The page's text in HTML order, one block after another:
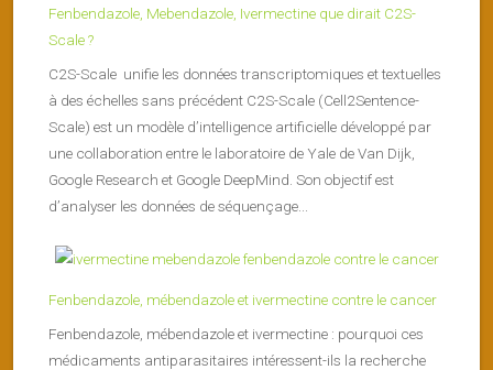
Fenbendazole, Mebendazole, Ivermectine que dirait C2S-
Scale ?
C2S-Scale unifie les données transcriptomiques et textuelles
à des échelles sans précédent C2S-Scale (Cell2Sentence-
Scale) est un modèle d’intelligence artificielle développé par
une collaboration entre le laboratoire de Yale de Van Dijk,
Google Research et Google DeepMind. Son objectif est
d’analyser les données de séquençage...
Fenbendazole, mébendazole et ivermectine contre le cancer
Fenbendazole, mébendazole et ivermectine : pourquoi ces
médicaments antiparasitaires intéressent-ils la recherche